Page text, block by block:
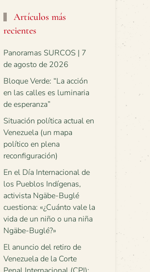
Artículos más
recientes
Panoramas SURCOS | 7
de agosto de 2026
Bloque Verde: “La acción
en las calles es luminaria
de esperanza”
Situación política actual en
Venezuela (un mapa
político en plena
reconfiguración)
En el Día Internacional de
los Pueblos Indígenas,
activista Ngäbe-Buglé
cuestiona: «¿Cuánto vale la
vida de un niño o una niña
Ngäbe-Buglé?»
El anuncio del retiro de
Venezuela de la Corte